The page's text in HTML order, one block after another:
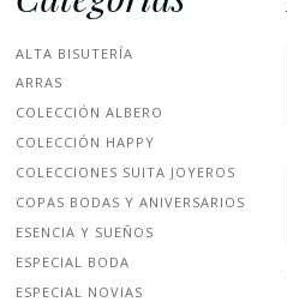
ALTA BISUTERÍA
ARRAS
COLECCIÓN ALBERO
COLECCIÓN HAPPY
COLECCIONES SUITA JOYEROS
COPAS BODAS Y ANIVERSARIOS
ESENCIA Y SUEÑOS
ESPECIAL BODA
ESPECIAL NOVIAS